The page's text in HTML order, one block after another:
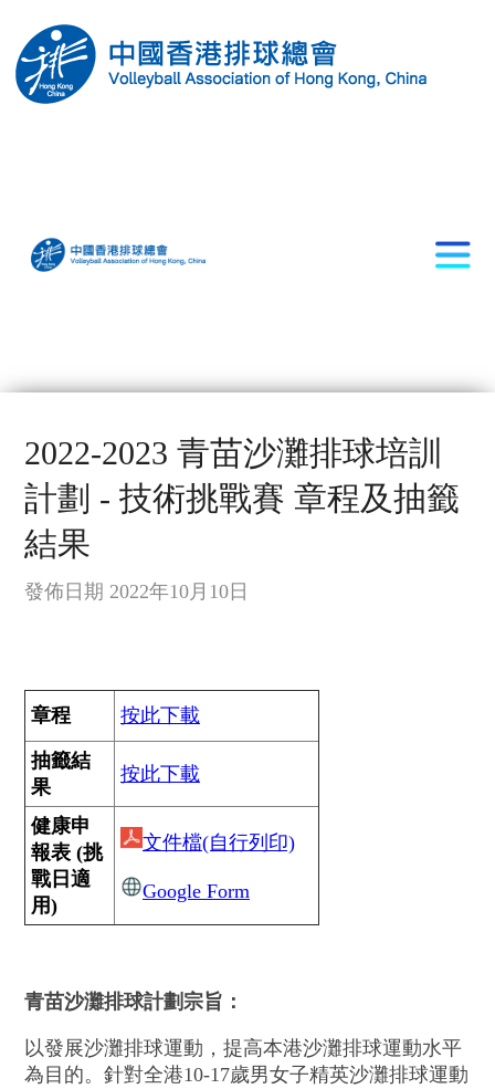
2022-2023 青苗沙灘排球培訓
計劃 - 技術挑戰賽 章程及抽籤
結果
發佈日期 2022年10月10日
章程 按此下載
抽籤結
果
按此下載
健康申
報表 (挑
戰日適
用)
文件檔(自行列印)
Google Form
青苗沙灘排球計劃宗旨：
以發展沙灘排球運動，提高本港沙灘排球運動水平
為目的。針對全港10-17歲男女子精英沙灘排球運動